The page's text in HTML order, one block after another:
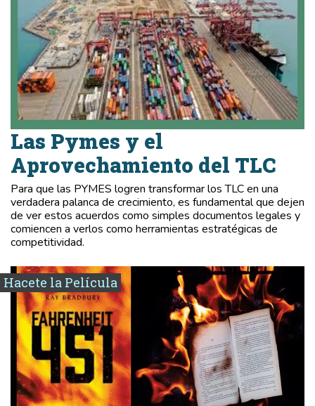
Las Pymes y el
Aprovechamiento del TLC
Para que las PYMES logren transformar los TLC en una
verdadera palanca de crecimiento, es fundamental que dejen
de ver estos acuerdos como simples documentos legales y
comiencen a verlos como herramientas estratégicas de
competitividad.
Hacete la Película